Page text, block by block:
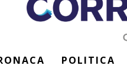
POLITICA